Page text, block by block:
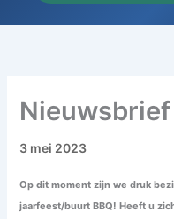
3 mei 2023
Op dit moment zijn we druk
jaarfeest/buurt BBQ! Heeft u